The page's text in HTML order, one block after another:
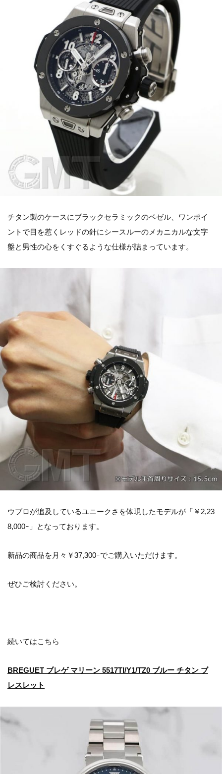
チタン製のケースにブラックセラミックのベゼル、ワンポイ
ントで目を惹くレッドの針にシースルーのメカニカルな文字
盤と男性の心をくすぐるような仕様が詰まっています。
ウブロが追及しているユニークさを体現したモデルが「￥2,23
8,000ｰ」となっております。
新品の商品を月々￥37,300ｰでご購入いただけます。
ぜひご検討ください。
続いてはこちら
BREGUET ブレゲ マリーン 5517TI/Y1/TZ0 ブルー チタン ブ
レスレット